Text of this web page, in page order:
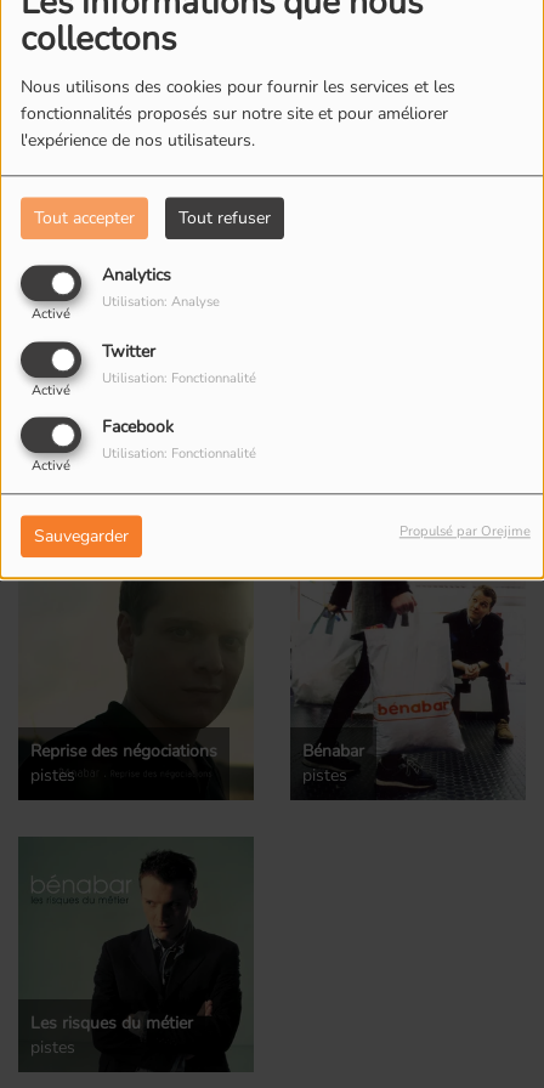
collectons
Nous utilisons des cookies pour fournir les services et les
fonctionnalités proposés sur notre site et pour améliorer
l'expérience de nos utilisateurs.
Tout accepter Tout refuser
Analytics
Activé
Utilisation: Analyse
Twitter
Activé
Utilisation: Fonctionnalité
Facebook
Activé
Utilisation: Fonctionnalité
Sauvegarder Propulsé par Orejime
7 Bruxelles
Monospace
Porcelaine
10 Triste Compagne
Top Albums
Reprise des négociations
pistes
Bénabar
pistes
Les risques du métier
pistes